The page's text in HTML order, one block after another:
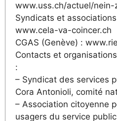
www.uss.ch/actuel/
Syndicats et
www.cela-va-coincer.ch
CGAS (Genève) :
Contacts et
:
– Syndicat des services
Cora Antonioli, comité
– Association citoyenne
usagers du service public